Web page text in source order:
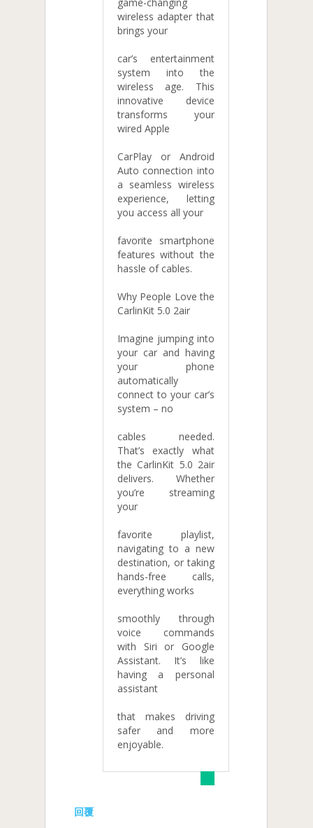
wireless adapter that
brings your
car’s entertainment
system into the
wireless age. This
innovative device
transforms your
wired Apple
CarPlay or Android
Auto connection into
a seamless wireless
experience, letting
you access all your
favorite smartphone
features without the
hassle of cables.
Why People Love the
CarlinKit 5.0 2air
Imagine jumping into
your car and having
your phone
automatically
connect to your car’s
system – no
cables needed.
That’s exactly what
the CarlinKit 5.0 2air
delivers. Whether
you’re streaming
your
favorite playlist,
navigating to a new
destination, or taking
hands-free calls,
everything works
smoothly through
voice commands
with Siri or Google
Assistant. It’s like
having a personal
assistant
that makes driving
safer and more
enjoyable.
回覆